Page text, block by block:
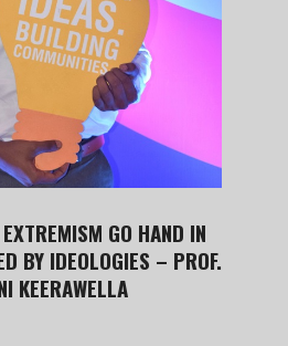
GO HAND IN
BY IDEOLOGIES – PROF.
KEERAWELLA